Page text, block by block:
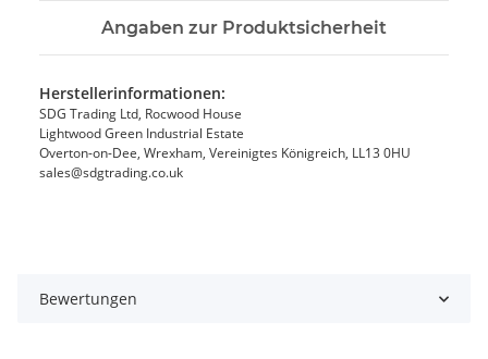
Angaben zur Produktsicherheit
Herstellerinformationen:
SDG Trading Ltd, Rocwood House
Lightwood Green Industrial Estate
Overton-on-Dee, Wrexham, Vereinigtes Königreich, LL13 0HU
sales@sdgtrading.co.uk
Bewertungen